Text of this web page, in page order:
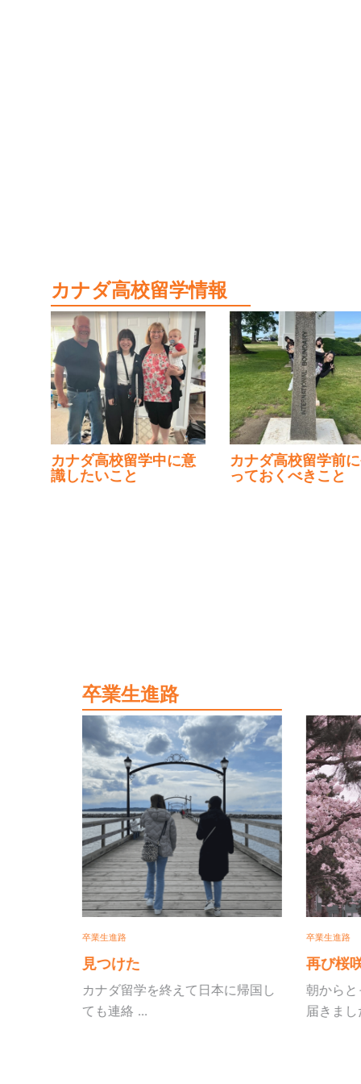
カナダ高校留学情報
カナダ高校留学中に意
識したいこと
カナダ高校留学前にや
っておくべきこと
卒業生進路
カナダ留学を終えて日本に帰国し
ても連絡 ...
再び桜咲く
朝からとっても嬉
届きました。 ...